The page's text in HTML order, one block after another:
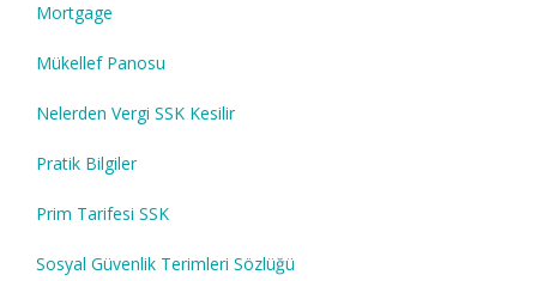
Mortgage
Mükellef Panosu
Nelerden Vergi SSK Kesilir
Pratik Bilgiler
Prim Tarifesi SSK
Sosyal Güvenlik Terimleri Sözlüğü